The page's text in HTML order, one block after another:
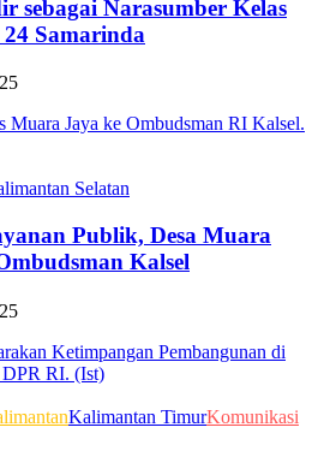
sebagai Narasumber Kelas
Samarinda
Selatan
Publik, Desa Muara
Kalsel
Kalimantan TimurKomunikasi